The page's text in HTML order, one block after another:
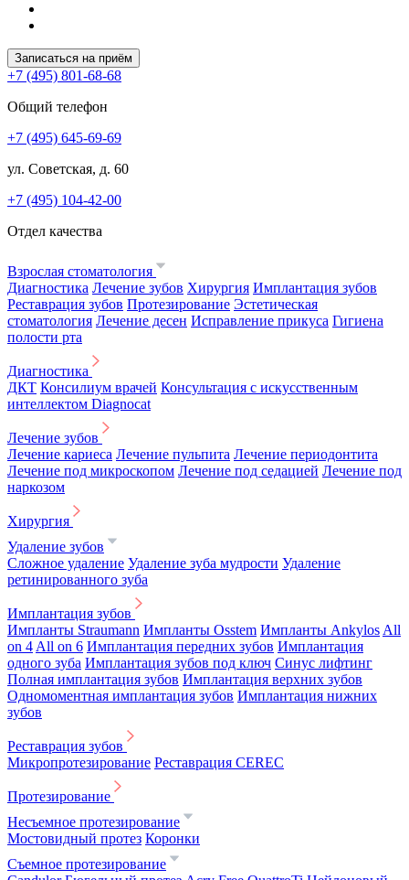
Записаться на приём
+7 (495) 801-68-68
Общий телефон
+7 (495) 645-69-69
ул. Советская, д. 60
+7 (495) 104-42-00
Отдел качества
Взрослая стоматология
Диагностика Лечение зубов Хирургия Имплантация зубов
Реставрация зубов Протезирование Эстетическая
стоматология Лечение десен Исправление прикуса Гигиена
полости рта
Диагностика
ДКТ Консилиум врачей Консультация с искусственным
интеллектом Diagnocat
Лечение зубов
Лечение кариеса Лечение пульпита Лечение периодонтита
Лечение под микроскопом Лечение под седацией Лечение под
наркозом
Хирургия
Удаление зубов
Сложное удаление Удаление зуба мудрости Удаление
ретинированного зуба
Имплантация зубов
Импланты Straumann Импланты Osstem Импланты Ankylos All
on 4 All on 6 Имплантация передних зубов Имплантация
одного зуба Имплантация зубов под ключ Синус лифтинг
Полная имплантация зубов Имплантация верхних зубов
Одномоментная имплантация зубов Имплантация нижних
зубов
Реставрация зубов
Микропротезирование Реставрация CEREC
Протезирование
Несъемное протезирование
Мостовидный протез Коронки
Съемное протезирование